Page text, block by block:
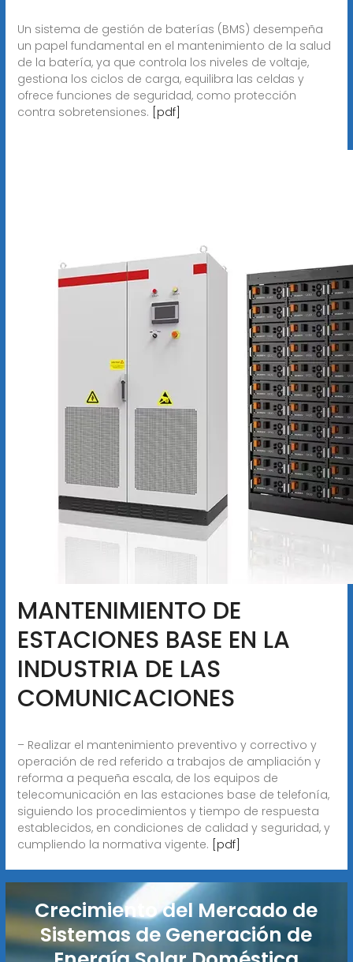
Un sistema de gestión de baterías (BMS) desempeña
un papel fundamental en el mantenimiento de la salud
de la batería, ya que controla los niveles de voltaje,
gestiona los ciclos de carga, equilibra las celdas y
ofrece funciones de seguridad, como protección
contra sobretensiones. [pdf]
MANTENIMIENTO DE
ESTACIONES BASE EN LA
INDUSTRIA DE LAS
COMUNICACIONES
– Realizar el mantenimiento preventivo y correctivo y
operación de red referido a trabajos de ampliación y
reforma a pequeña escala, de los equipos de
telecomunicación en las estaciones base de telefonía,
siguiendo los procedimientos y tiempo de respuesta
establecidos, en condiciones de calidad y seguridad, y
cumpliendo la normativa vigente. [pdf]
Crecimiento del Mercado de
Sistemas de Generación de